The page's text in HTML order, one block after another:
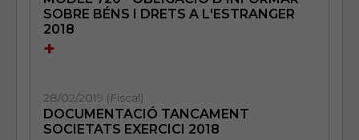
SOBRE BÉNS I DRETS A L'ESTRANGER
2018
+
28/02/2019 (Fiscal)
DOCUMENTACIÓ TANCAMENT
SOCIETATS EXERCICI 2018